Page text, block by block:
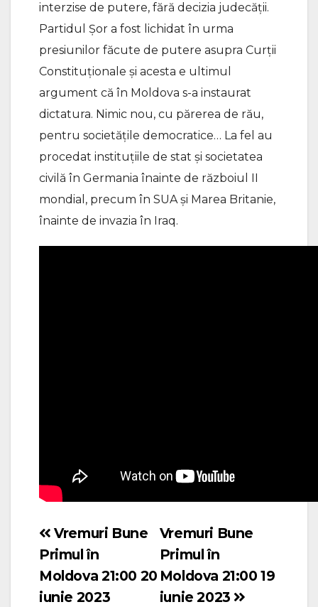
interzise de putere, fără decizia judecății.
Partidul Șor a fost lichidat în urma
presiunilor făcute de putere asupra Curții
Constituționale și acesta e ultimul
argument că în Moldova s-a instaurat
dictatura. Nimic nou, cu părerea de rău,
pentru societățile democratice… La fel au
procedat instituțiile de stat și societatea
civilă în Germania înainte de războiul II
mondial, precum în SUA și Marea Britanie,
înainte de invazia în Iraq.
Navigare
în
articole
Vremuri Bune
Primul în
Moldova 21:00 19
iunie 2023
Vremuri Bune
Primul în
Moldova 21:00 20
iunie 2023